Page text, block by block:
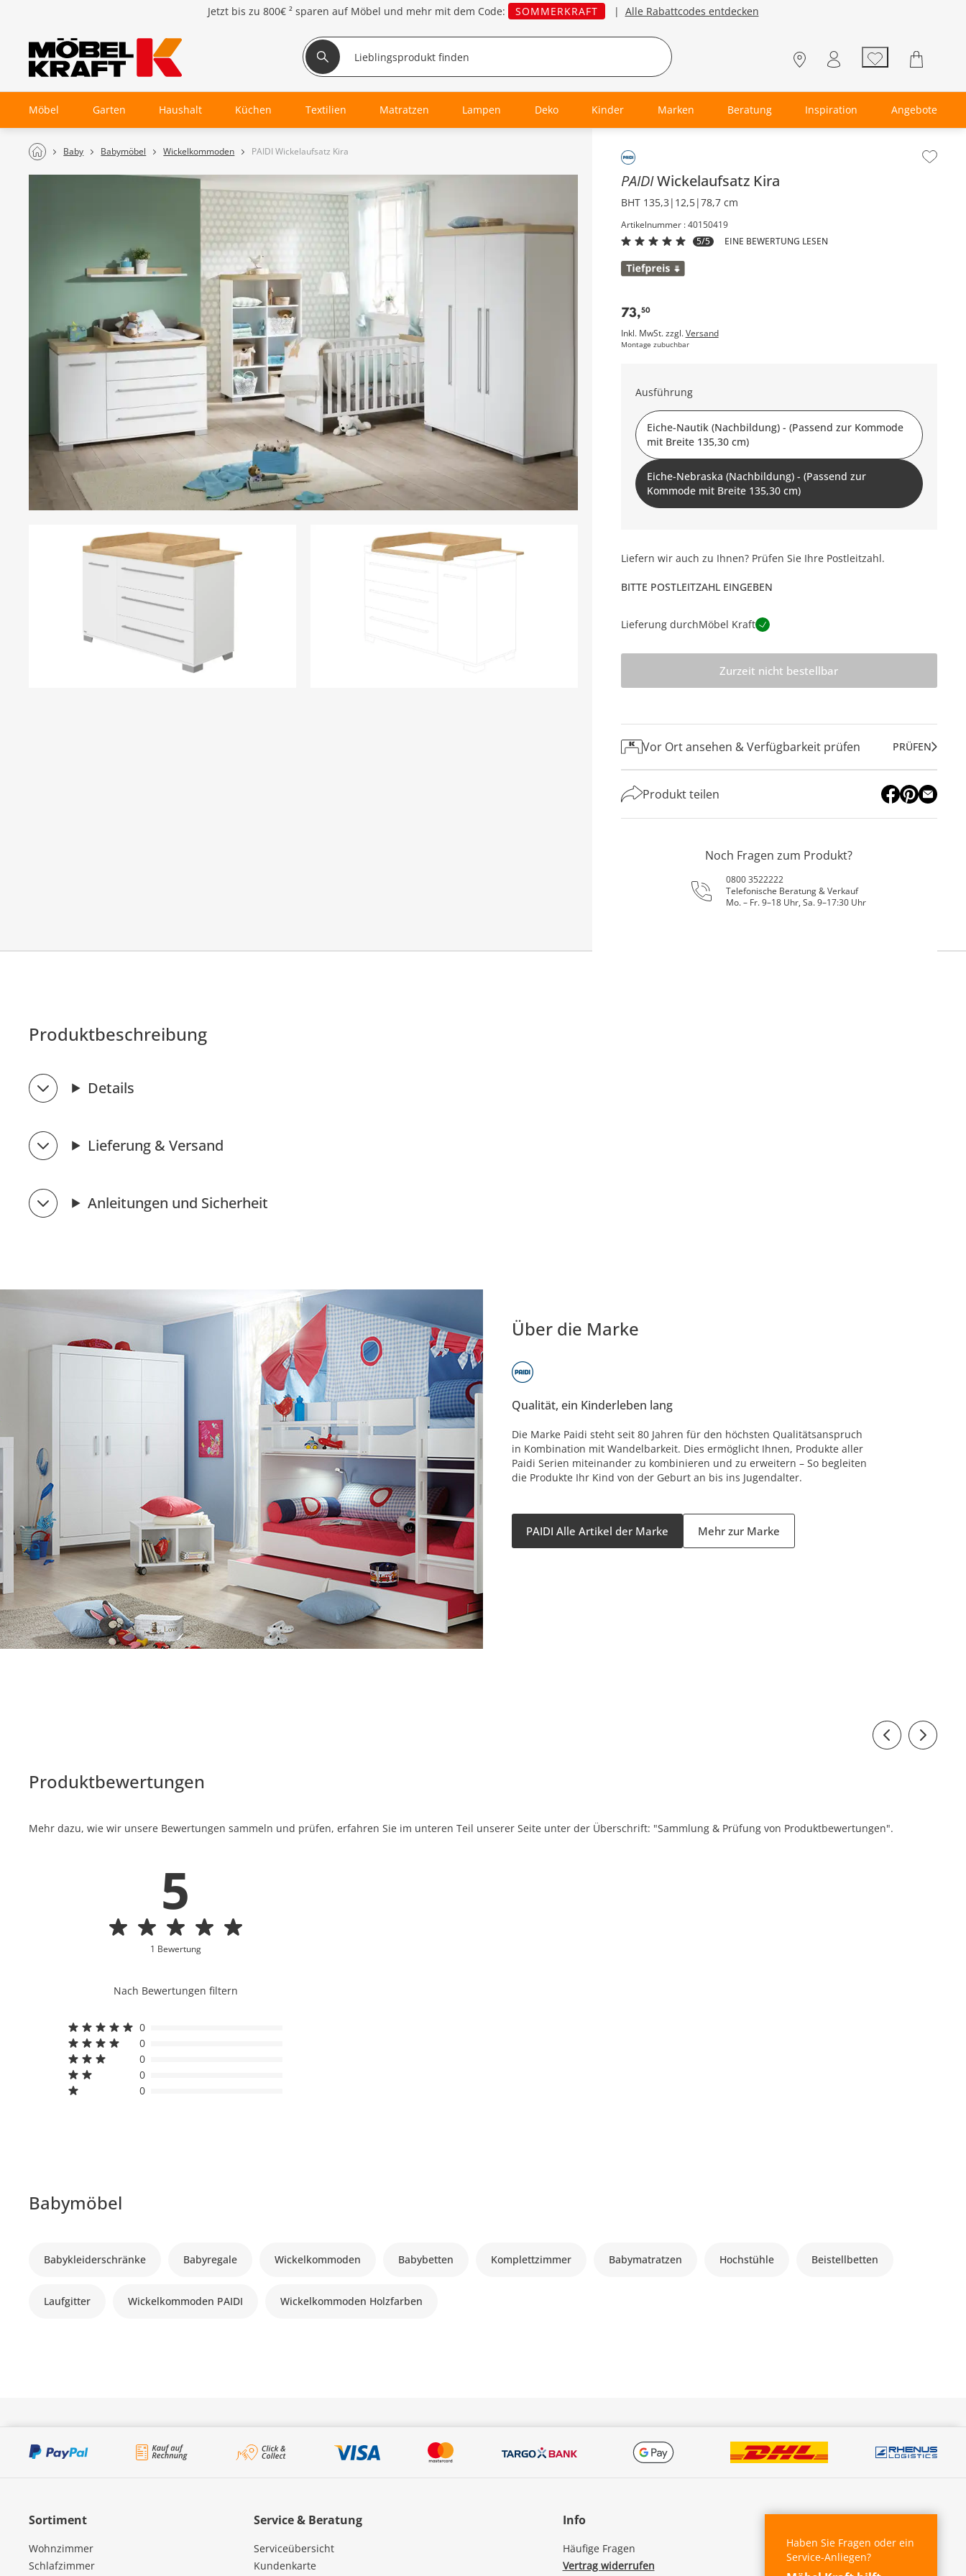
Jetzt bis zu 800€ ² sparen auf Möbel und mehr mit dem Code: SOMMERKRAFT | Alle Rabattcodes entdecken
Möbel Garten Haushalt Küchen Textilien Matratzen Lampen Deko Kinder Marken Beratung Inspiration Angebote
Baby Babymöbel Wickelkommoden PAIDI Wickelaufsatz Kira Inhalt der Seitenleiste überspringen - Zum Seitenende
PAIDIWickelaufsatz Kira
BHT 135,3|12,5|78,7 cm
Artikelnummer : 40150419
5/5
EINE BEWERTUNG LESEN
73,50
Inkl. MwSt. zzgl.Versand
Montage zubuchbar
Ausführung
Eiche-Nautik (Nachbildung) - (Passend zur Kommode
mit Breite 135,30 cm)
Eiche-Nebraska (Nachbildung) - (Passend zur
Kommode mit Breite 135,30 cm)
Liefern wir auch zu Ihnen? Prüfen Sie Ihre Postleitzahl.
BITTE POSTLEITZAHL EINGEBEN
Lieferung durchMöbel Kraft
Zurzeit nicht bestellbar
Vor Ort ansehen & Verfügbarkeit prüfen PRÜFEN
Produkt teilen
Noch Fragen zum Produkt?
0800 3522222
Telefonische Beratung & Verkauf
Mo. – Fr. 9–18 Uhr, Sa. 9–17:30 Uhr
Produktbeschreibung
Details
Lieferung & Versand
Anleitungen und Sicherheit
Über die Marke
Qualität, ein Kinderleben lang
Die Marke Paidi steht seit 80 Jahren für den höchsten Qualitätsanspruch
in Kombination mit Wandelbarkeit. Dies ermöglicht Ihnen, Produkte aller
Paidi Serien miteinander zu kombinieren und zu erweitern – So begleiten
die Produkte Ihr Kind von der Geburt an bis ins Jugendalter.
PAIDI Alle Artikel der Marke Mehr zur Marke
Produktbewertungen
Mehr dazu, wie wir unsere Bewertungen sammeln und prüfen, erfahren Sie im unteren Teil unserer Seite unter der Überschrift: "Sammlung & Prüfung von Produktbewertungen".
5
1 Bewertung
Nach Bewertungen filtern
0
0
0
0
0
Babymöbel
Babykleiderschränke Babyregale Wickelkommoden Babybetten Komplettzimmer Babymatratzen Hochstühle Beistellbetten
Laufgitter Wickelkommoden PAIDI Wickelkommoden Holzfarben
Sortiment
Wohnzimmer
Schlafzimmer
Service & Beratung
Serviceübersicht
Kundenkarte
Info
Häufige Fragen
Vertrag widerrufen
Haben Sie Fragen oder ein
Service-Anliegen?